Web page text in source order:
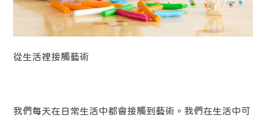
從生活裡接觸藝術
我們每天在日常生活中都會接觸到藝術。我們在生活中可